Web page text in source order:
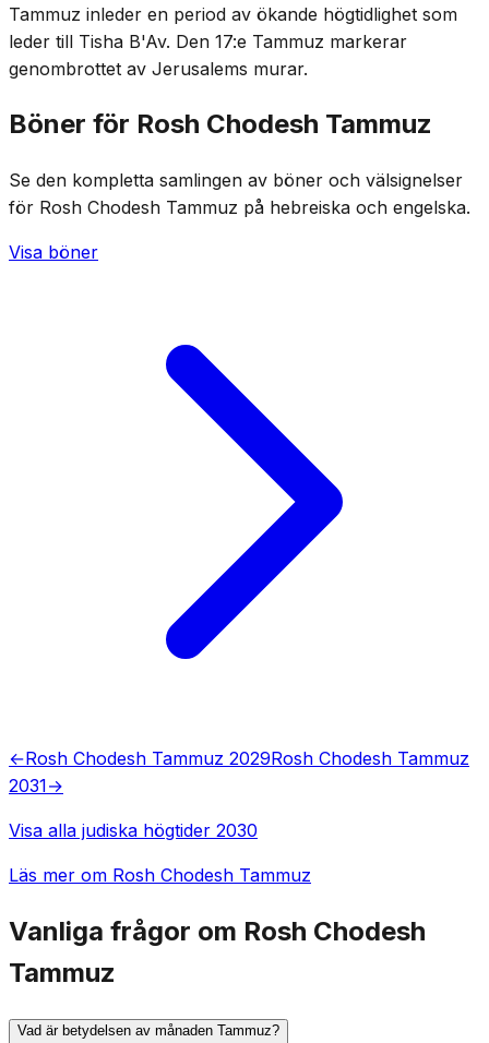
Tammuz inleder en period av ökande högtidlighet som
leder till Tisha B'Av. Den 17:e Tammuz markerar
genombrottet av Jerusalems murar.
Böner för Rosh Chodesh Tammuz
Se den kompletta samlingen av böner och välsignelser
för Rosh Chodesh Tammuz på hebreiska och engelska.
Visa böner
←Rosh Chodesh Tammuz 2029Rosh Chodesh Tammuz
2031→
Visa alla judiska högtider 2030
Läs mer om Rosh Chodesh Tammuz
Vanliga frågor om Rosh Chodesh
Tammuz
Vad är betydelsen av månaden Tammuz?